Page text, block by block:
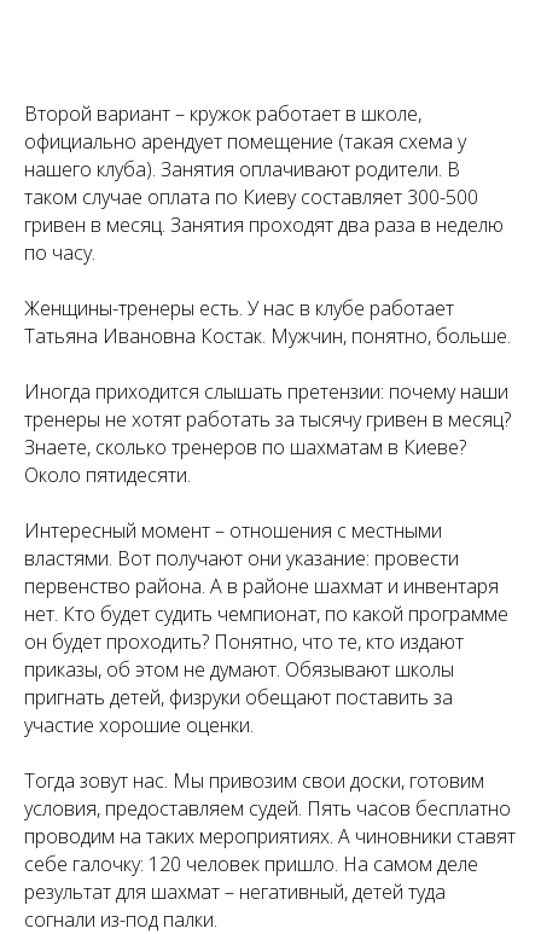
Второй вариант – кружок работает в школе,
официально арендует помещение (такая схема у
нашего клуба). Занятия оплачивают родители. В
таком случае оплата по Киеву составляет 300-500
гривен в месяц. Занятия проходят два раза в неделю
по часу.
Женщины-тренеры есть. У нас в клубе работает
Татьяна Ивановна Костак. Мужчин, понятно, больше.
Иногда приходится слышать претензии: почему наши
тренеры не хотят работать за тысячу гривен в месяц?
Знаете, сколько тренеров по шахматам в Киеве?
Около пятидесяти.
Интересный момент – отношения с местными
властями. Вот получают они указание: провести
первенство района. А в районе шахмат и инвентаря
нет. Кто будет судить чемпионат, по какой программе
он будет проходить? Понятно, что те, кто издают
приказы, об этом не думают. Обязывают школы
пригнать детей, физруки обещают поставить за
участие хорошие оценки.
Тогда зовут нас. Мы привозим свои доски, готовим
условия, предоставляем судей. Пять часов бесплатно
проводим на таких мероприятиях. А чиновники ставят
себе галочку: 120 человек пришло. На самом деле
результат для шахмат – негативный, детей туда
согнали из-под палки.